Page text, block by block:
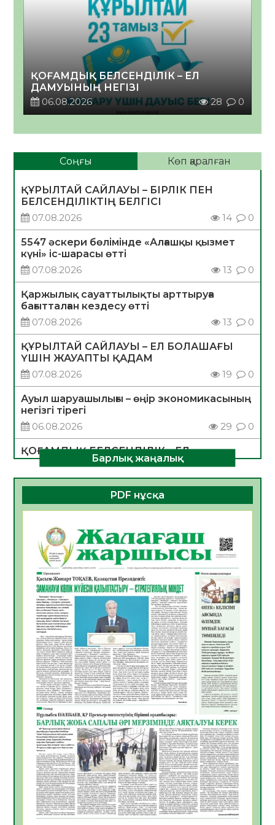
ҚОҒАМДЫҚ БЕЛСЕНДІЛІК – ЕЛ
ДАМУЫНЫҢ НЕГІЗІ
06.08.2026
28 0
Соңғы Көп қаралған
ҚҰРЫЛТАЙ САЙЛАУЫ – БІРЛІК ПЕН
БЕЛСЕНДІЛІКТІҢ БЕЛГІСІ
07.08.2026
14 0
5547 әскери бөлімінде «Алғашқы қызмет
күні» іс-шарасы өтті
07.08.2026
13 0
Қаржылық сауаттылықты арттыруға
бағытталған кездесу өтті
07.08.2026
13 0
ҚҰРЫЛТАЙ САЙЛАУЫ – ЕЛ БОЛАШАҒЫ
ҮШІН ЖАУАПТЫ ҚАДАМ
07.08.2026
19 0
Ауыл шаруашылығы – өңір экономикасының
негізгі тірегі
06.08.2026
29 0
ҚОҒАМДЫҚ БЕЛСЕНДІЛІК – ЕЛ
ДАМУЫНЫҢ НЕГІЗІ
06.08.2026
28 0
ҚҰРЫЛТАЙ САЙЛАУЫ – БОЛАШАҚҚА
БАСТАР ЖАУАПТЫ ТАҢДАУ
06.08.2026
Инфекциялық ауруларға қарсы иммундау
жұмыстарының тиімділігі
06.08.2026
Көкжөтел ауруы туралы
06.08.2026
28
АПВ вакцинасы туралы мәлімет
06.08.2026
29
Open Air: Қызылорда облысы полиция
департаменті 20 мыңнан астам
көрерменнің қауіпсіздігін қамтамасыз етті
06.08.2026
40
ҚЫЗЫЛОРДАДА «САНАЛЫ ҰРПАҚ –
ЖАРҚЫН БОЛАШАҚ» АТТЫ КЕҢЕЙТІЛГЕН
МӘЖІЛІС ӨТТІ
05.08.2026
41
Қазақстан Орталық Азиядағы көшуге ең
Барлық жаңалық
PDF нұсқа